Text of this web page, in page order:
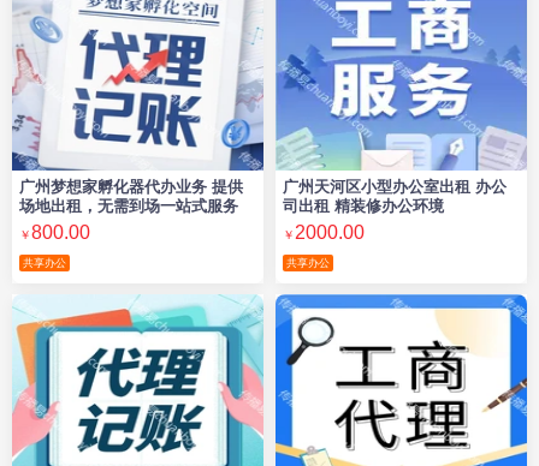
广州梦想家孵化器代办业务 提供
场地出租，无需到场一站式服务
￥800.00
共享办公
广州天河区小型办公室出租 办公
司出租 精装修办公环境
￥ 2000.00
共享办公